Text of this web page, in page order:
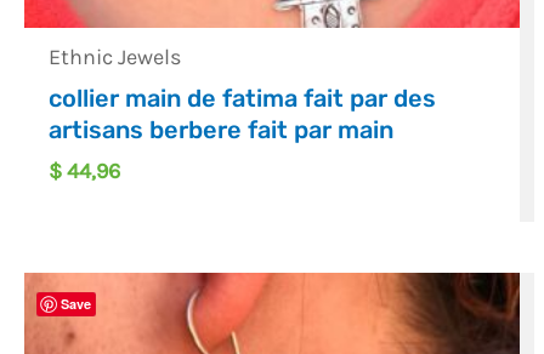
Ethnic Jewels
collier main de fatima fait par des
artisans berbere fait par main
$44,96
Save